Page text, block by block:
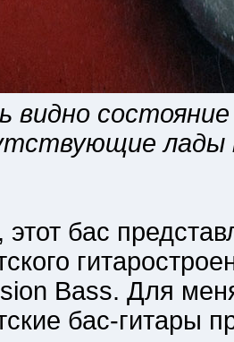
видно
лады
этот бас
Bass. Для
бас-гитары